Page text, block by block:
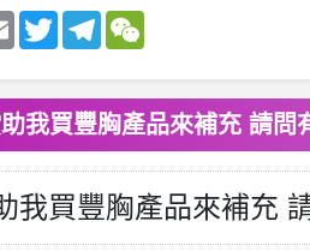
Email TwitterTelegram
我買豐胸產品來補充 請問
我買豐胸產品來補充